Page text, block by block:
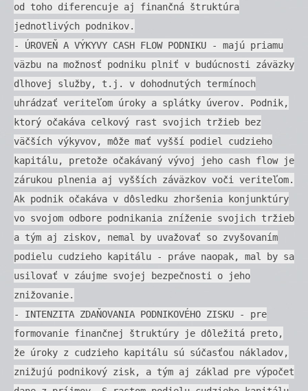
od toho diferencuje aj finančná štruktúra
jednotlivých podnikov.
- ÚROVEŇ A VÝKYVY CASH FLOW PODNIKU - majú priamu
väzbu na možnosť podniku plniť v budúcnosti záväzky
dlhovej služby, t.j. v dohodnutých termínoch
uhrádzať veriteľom úroky a splátky úverov. Podnik,
ktorý očakáva celkový rast svojich tržieb bez
väčších výkyvov, môže mať vyšší podiel cudzieho
kapitálu, pretože očakávaný vývoj jeho cash flow je
zárukou plnenia aj vyšších záväzkov voči veriteľom.
Ak podnik očakáva v dôsledku zhoršenia konjunktúry
vo svojom odbore podnikania zníženie svojich tržieb
a tým aj ziskov, nemal by uvažovať so zvyšovaním
podielu cudzieho kapitálu - práve naopak, mal by sa
usilovať v záujme svojej bezpečnosti o jeho
znižovanie.
- INTENZITA ZDAŇOVANIA PODNIKOVÉHO ZISKU - pre
formovanie finančnej štruktúry je dôležitá preto,
že úroky z cudzieho kapitálu sú súčasťou nákladov,
znižujú podnikový zisk, a tým aj základ pre výpočet